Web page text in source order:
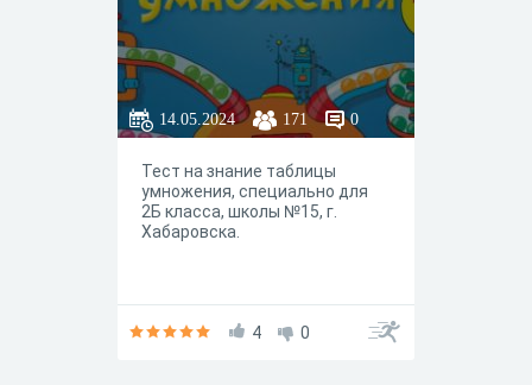
14.05.2024 171 0
Тест на знание таблицы
умножения, специально для
2Б класса, школы №15, г.
Хабаровска.
4 0